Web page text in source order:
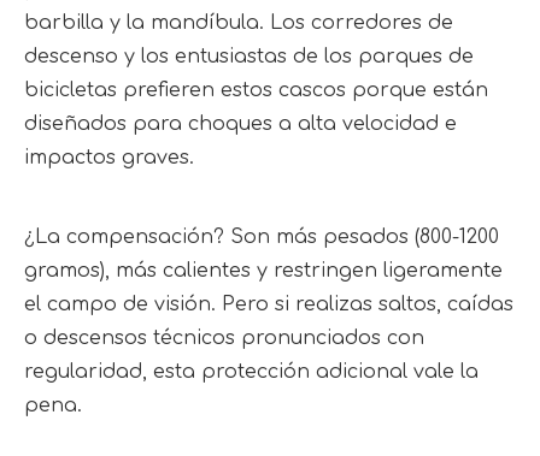
barbilla y la mandíbula. Los corredores de
descenso y los entusiastas de los parques de
bicicletas prefieren estos cascos porque están
diseñados para choques a alta velocidad e
impactos graves.
¿La compensación? Son más pesados ​​(800-1200
gramos), más calientes y restringen ligeramente
el campo de visión. Pero si realizas saltos, caídas
o descensos técnicos pronunciados con
regularidad, esta protección adicional vale la
pena.